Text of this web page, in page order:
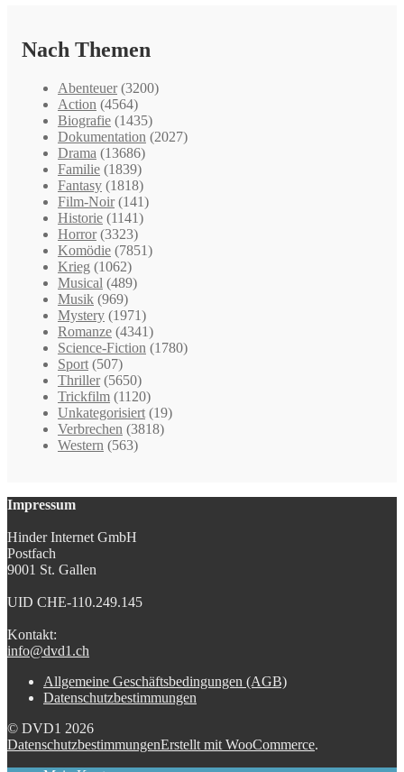
Nach Themen
Abenteuer (3200)
Action (4564)
Biografie (1435)
Dokumentation (2027)
Drama (13686)
Familie (1839)
Fantasy (1818)
Film-Noir (141)
Historie (1141)
Horror (3323)
Komödie (7851)
Krieg (1062)
Musical (489)
Musik (969)
Mystery (1971)
Romanze (4341)
Science-Fiction (1780)
Sport (507)
Thriller (5650)
Trickfilm (1120)
Unkategorisiert (19)
Verbrechen (3818)
Western (563)
Impressum
Hinder Internet GmbH
Postfach
9001 St. Gallen
UID CHE-110.249.145
Kontakt:
info@dvd1.ch
Allgemeine Geschäftsbedingungen (AGB)
Datenschutzbestimmungen
© DVD1 2026
DatenschutzbestimmungenErstellt mit WooCommerce.